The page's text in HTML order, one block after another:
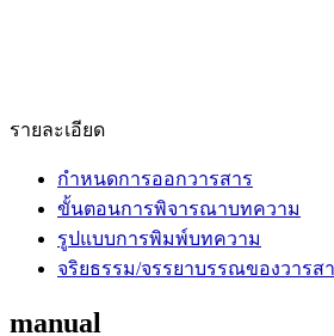
รายละเอียด
กำหนดการออกวารสาร
ขั้นตอนการพิจารณาบทความ
รูปแบบการพิมพ์บทความ
จริยธรรม/จรรยาบรรณของวารส
manual